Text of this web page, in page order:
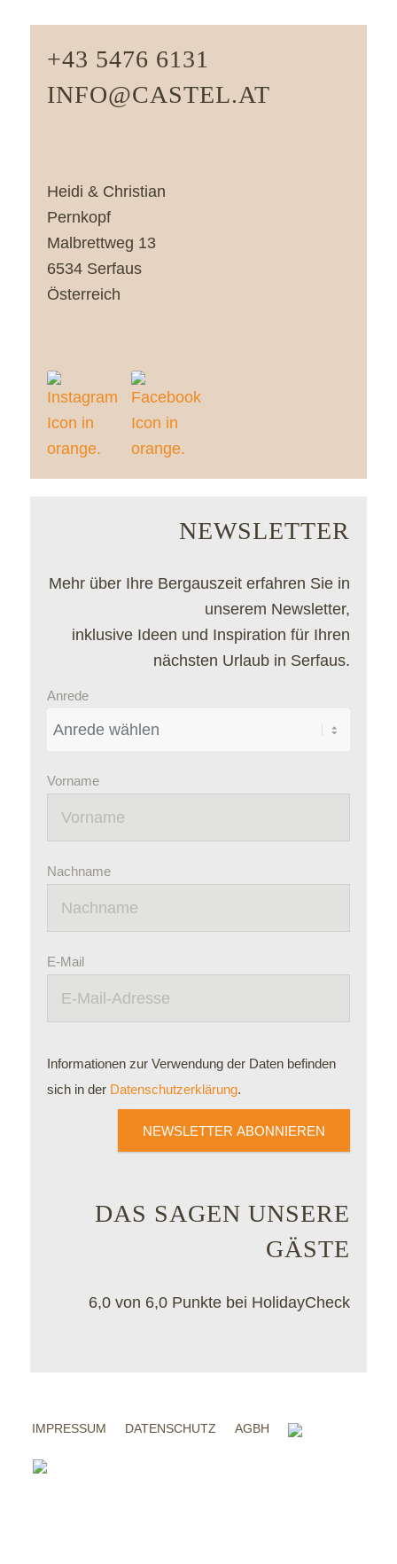
+43 5476 6131
INFO@CASTEL.AT
Heidi & Christian
Pernkopf
Malbrettweg 13
6534 Serfaus
Österreich
NEWSLETTER
Mehr über Ihre Bergauszeit erfahren Sie in
unserem Newsletter,
inklusive Ideen und Inspiration für Ihren
nächsten Urlaub in Serfaus.
Anrede
Vorname
Nachname
E-Mail
Informationen zur Verwendung der Daten befinden
sich in der Datenschutzerklärung.
NEWSLETTER ABONNIEREN
DAS SAGEN UNSERE
GÄSTE
6,0 von 6,0 Punkte bei HolidayCheck
IMPRESSUM DATENSCHUTZ AGBH